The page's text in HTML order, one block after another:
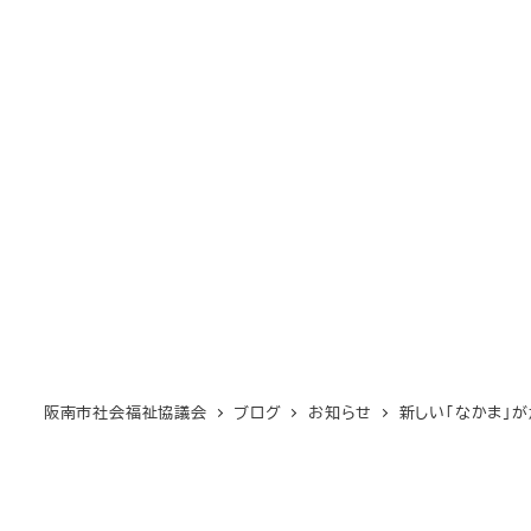
阪南市社会福祉協議会 ブログ お知らせ 新しい「なかま」